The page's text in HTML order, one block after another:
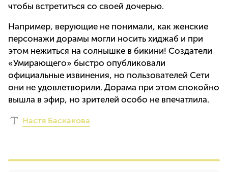
чтобы встретиться со своей дочерью.
Например, верующие не понимали, как женские
персонажи дорамы могли носить хиджаб и при
этом нежиться на солнышке в бикини! Создатели
«Умирающего» быстро опубликовали
официальные извинения, но пользователей Сети
они не удовлетворили. Дорама при этом спокойно
вышла в эфир, но зрителей особо не впечатлила.
Настя Баскакова